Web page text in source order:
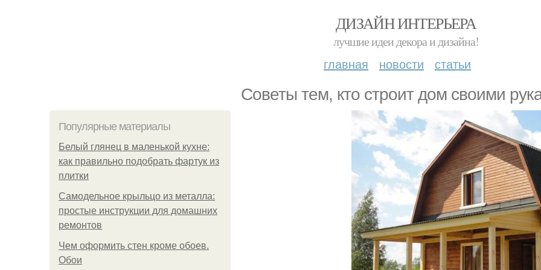
ДИЗАЙН ИНТЕРЬЕРА
лучшие идеи декора и дизайна!
главная новости статьи
Советы тем, кто строит дом своими
Популярные материалы
Белый глянец в маленькой кухне:
как правильно подобрать фартук из
плитки
Самодельное крыльцо из металла:
простые инструкции для домашних
ремонтов
Чем оформить стен кроме обоев.
Обои